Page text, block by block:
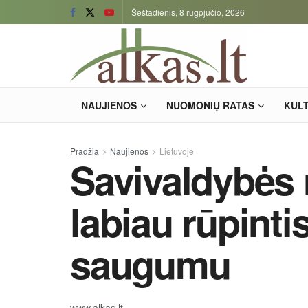
Šeštadienis, 8 rugpjūčio, 2026
NAUJIENOS NUOMONIŲ RATAS
Pradžia Naujienos Lietuvoje
labiau
saugumu